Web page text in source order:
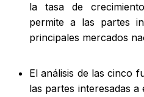
la tasa de
permite a las partes
principales mercados
El análisis de las cinco
las partes interesadas